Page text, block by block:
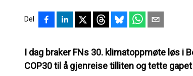
Del
I dag braker FNs 30. klimatoppmøte løs i
COP30 til å gjenreise tilliten og tette